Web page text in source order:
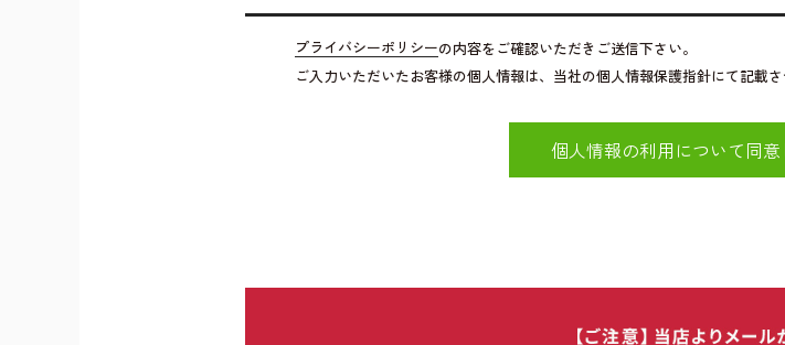
プライバシーポリシーの内容をご確認いただきご送信下さい。
ご入力いただいたお客様の個人情報は、当社の個人情報保護指針にて記載